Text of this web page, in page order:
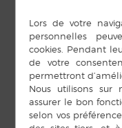
6 h 00 min à 18 h 00
min
LIEU
BOURG